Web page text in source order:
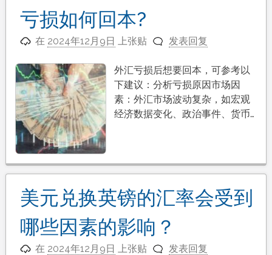
亏损如何回本?
在 2024年12月9日 上张贴 发表回复
外汇亏损后想要回本，可参考以
下建议：分析亏损原因市场因
素：外汇市场波动复杂，如宏观
经济数据变化、政治事件、货币…
美元兑换英镑的汇率会受到
哪些因素的影响？
在 2024年12月9日 上张贴 发表回复